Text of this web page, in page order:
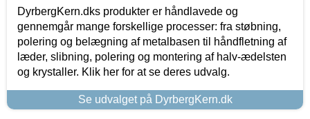
DyrbergKern.dks produkter er håndlavede og
gennemgår mange forskellige processer: fra støbning,
polering og belægning af metalbasen til håndfletning af
læder, slibning, polering og montering af halv-ædelsten
og krystaller. Klik her for at se deres udvalg.
Se udvalget på DyrbergKern.dk